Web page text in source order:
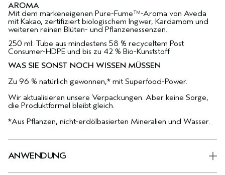
AROMA
Mit dem markeneigenen Pure-Fume™-Aroma von Aveda
mit Kakao, zertifiziert biologischem Ingwer, Kardamom und
weiteren reinen Blüten- und Pflanzenessenzen.
250 ml: Tube aus mindestens 58 % recyceltem Post
Consumer-HDPE und bis zu 42 % Bio-Kunststoff
WAS SIE SONST NOCH WISSEN MÜSSEN
Zu 96 % natürlich gewonnen,* mit Superfood-Power.
Wir aktualisieren unsere Verpackungen. Aber keine Sorge,
die Produktformel bleibt gleich.
*Aus Pflanzen, nicht-erdölbasierten Mineralien und Wasser.
ANWENDUNG